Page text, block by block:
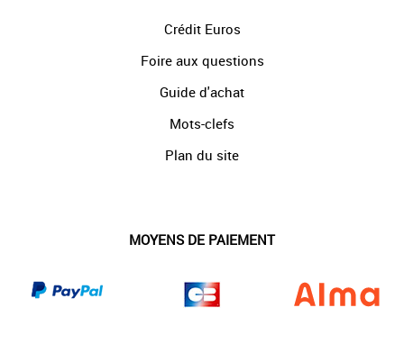
Crédit Euros
Foire aux questions
Guide d'achat
Mots-clefs
Plan du site
MOYENS DE PAIEMENT